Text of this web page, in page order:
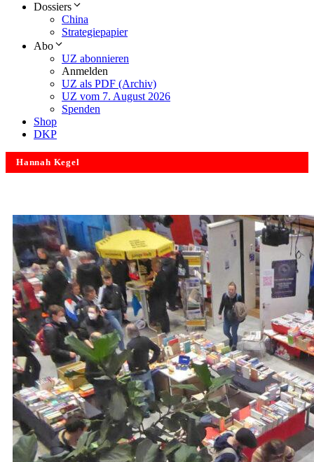
Dossiers
China
Strategiepapier
Abo
UZ abonnieren
Anmelden
UZ als PDF (Archiv)
UZ vom 7. August 2026
Spenden
Shop
DKP
Hannah Kegel